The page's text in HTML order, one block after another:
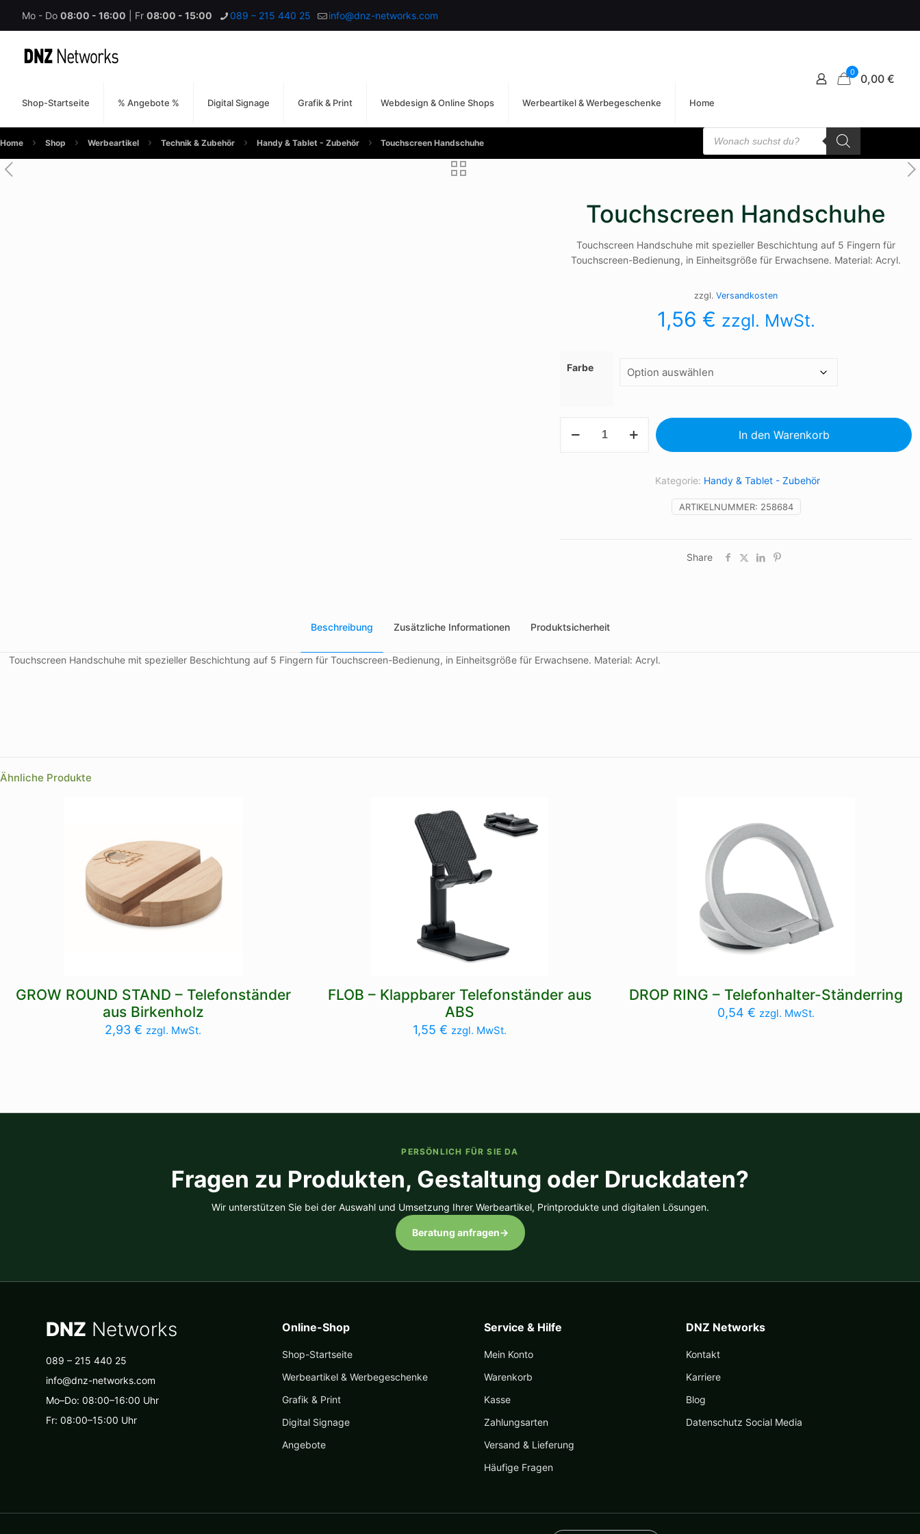
Mo - Do 08:00 - 16:00 | Fr 08:00 - 15:00 089 – 215 440 25 info@dnz-networks.com
Shop-Startseite % Angebote % Digital Signage Grafik & Print Webdesign & Online Shops Werbeartikel & Werbegeschenke Home
0 0,00 €
Home Shop Werbeartikel Technik & Zubehör Handy & Tablet - Zubehör Touchscreen Handschuhe
Products
search
Touchscreen Handschuhe
Touchscreen Handschuhe mit spezieller Beschichtung auf 5 Fingern für
Touchscreen-Bedienung, in Einheitsgröße für Erwachsene. Material: Acryl.
zzgl.Versandkosten
1,56 € zzgl. MwSt.
Farbe
Handschuhe
In den Warenkorb
ARTIKELNUMMER: 258684
Kategorie: Handy & Tablet - Zubehör
Share
Beschreibung Zusätzliche Informationen Produktsicherheit
Touchscreen Handschuhe mit spezieller Beschichtung auf 5 Fingern für Touchscreen-Bedienung, in Einheitsgröße für Erwachsene. Material: Acryl.
Ähnliche Produkte
GROW ROUND STAND – Telefonständer
aus Birkenholz
2,93€ zzgl. MwSt.
FLOB – Klappbarer Telefonständer aus
ABS
1,55 € zzgl. MwSt.
DROP RING – Telefonhalter-Ständerring
0,54 € zzgl. MwSt.
PERSÖNLICH FÜR SIE DA
Fragen zu Produkten, Gestaltung oder Druckdaten?
Wir unterstützen Sie bei der Auswahl und Umsetzung Ihrer Werbeartikel, Printprodukte und digitalen Lösungen.
Beratung anfragen→
DNZ Networks
089 – 215 440 25
info@dnz-networks.com
Mo–Do: 08:00–16:00 Uhr
Fr: 08:00–15:00 Uhr
Online-Shop
Shop-Startseite
Werbeartikel & Werbegeschenke
Grafik & Print
Digital Signage
Angebote
Service & Hilfe
Mein Konto
Warenkorb
Kasse
Zahlungsarten
Versand & Lieferung
Häufige Fragen
DNZ Networks
Kontakt
Karriere
Blog
Datenschutz Social Media